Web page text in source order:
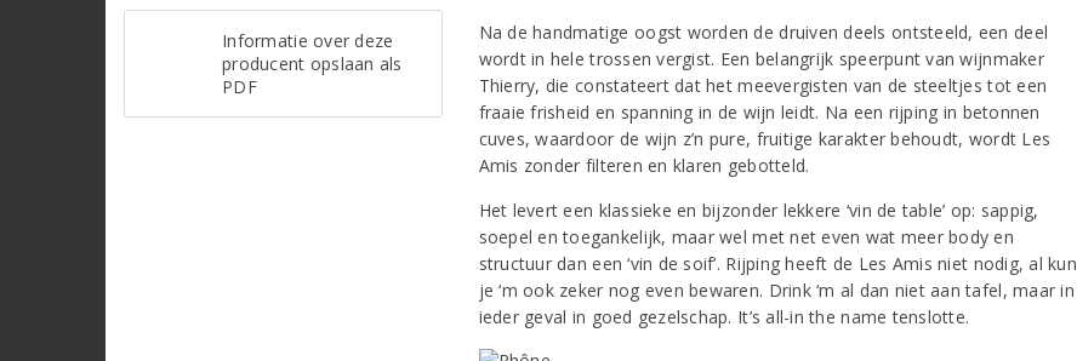
Informatie over deze
producent opslaan als
PDF
Na de handmatige oogst worden de druiven deels ontsteeld, een deel
wordt in hele trossen vergist. Een belangrijk speerpunt van wijnmaker
Thierry, die constateert dat het meevergisten van de steeltjes tot een
fraaie frisheid en spanning in de wijn leidt. Na een rijping in betonnen
cuves, waardoor de wijn z’n pure, fruitige karakter behoudt, wordt Les
Amis zonder filteren en klaren gebotteld.
Het levert een klassieke en bijzonder lekkere ‘vin de table’ op: sappig,
soepel en toegankelijk, maar wel met net even wat meer body en
structuur dan een ‘vin de soif’. Rijping heeft de Les Amis niet nodig, al kun
je ‘m ook zeker nog even bewaren. Drink ‘m al dan niet aan tafel, maar in
ieder geval in goed gezelschap. It’s all-in the name tenslotte.